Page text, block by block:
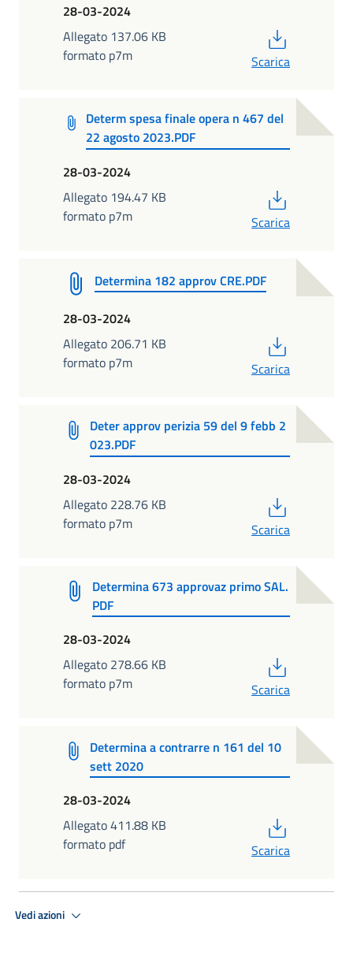
28-03-2024
Allegato 137.06 KB
formato p7m
Scarica
Determ spesa finale opera n 467 del
22 agosto 2023.PDF
28-03-2024
Allegato 194.47 KB
formato p7m
Scarica
Determina 182 approv CRE.PDF
28-03-2024
Allegato 206.71 KB
formato p7m
Scarica
Deter approv perizia 59 del 9 febb 2
023.PDF
28-03-2024
Allegato 228.76 KB
formato p7m
Scarica
Determina 673 approvaz primo SAL.
PDF
28-03-2024
Allegato 278.66 KB
formato p7m
Scarica
Determina a contrarre n 161 del 10
sett 2020
28-03-2024
Allegato 411.88 KB
formato pdf
Scarica
Vedi azioni